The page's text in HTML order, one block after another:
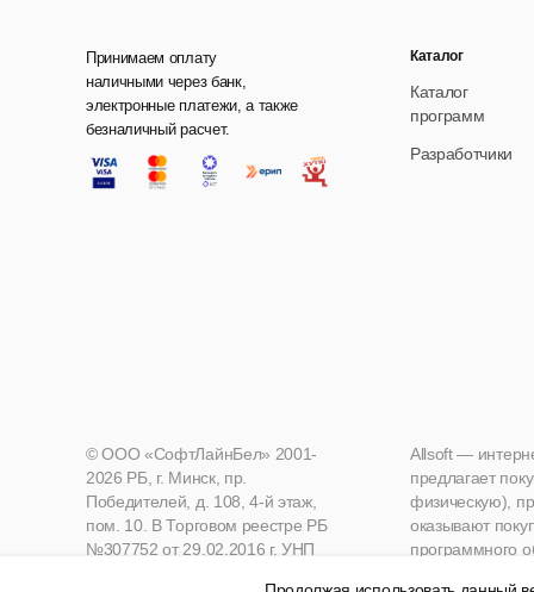
Принимаем оплату
наличными через банк,
электронные платежи, а также
безналичный расчет.
Каталог
Каталог
программ
Разработчики
Allsoft —
предлагает
физическую),
оказывают
программного
© ООО «СофтЛайнБел» 2001-
2026 РБ, г. Минск, пр.
Победителей, д. 108, 4-й этаж,
пом. 10. В Торговом реестре РБ
№307752 от 29.02.2016 г. УНП